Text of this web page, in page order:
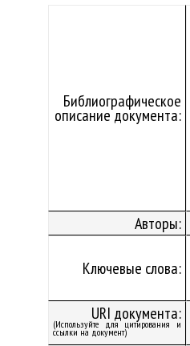
Библиографическое
описание документа:
Авторы:
Ключевые слова:
URI документа:
(Используйте для цитирования и
ссылки на документ)